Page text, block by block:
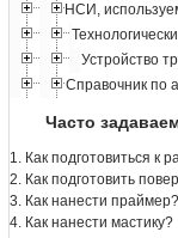
НСИ,
Устройство
Справочник по
Часто
1. Как подготовиться к
2. Как подготовить
3. Как нанести праймер?
4. Как нанести мастику?